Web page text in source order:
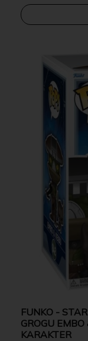
FUNKO -
GROGU EMBO
KARAKTER